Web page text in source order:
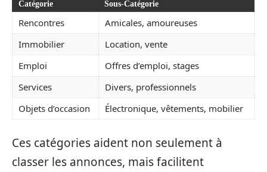
Catégorie Sous-Catégorie
Rencontres
Amicales, amoureuses
Immobilier
Location, vente
Emploi
Offres d’emploi, stages
Services
Divers, professionnels
Objets d’occasion
Électronique, vêtements, mobilier
Ces catégories aident non seulement à
classer les annonces, mais facilitent